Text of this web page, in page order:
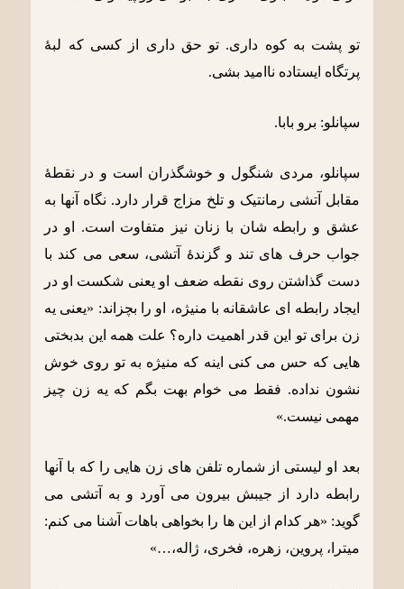
تو پشت به کوه داری. تو حق داری از کسی که لبۀ
پرتگاه ایستاده ناامید بشی.
سپانلو: برو بابا.
سپانلو، مردی شنگول و خوشگذران است و در نقطۀ
مقابل آتشی رمانتیک و تلخ مزاج قرار دارد. نگاه آنها به
عشق و رابطه شان با زنان نیز متفاوت است. او در
جواب حرف های تند و گزندۀ آتشی، سعی می کند با
دست گذاشتن روی نقطه ضعف او یعنی شکست او در
ایجاد رابطه ای عاشقانه با منیژه، او را بچزاند: «یعنی یه
زن برای تو این قدر اهمیت داره؟ علت همه این بدبختی
هایی که حس می کنی اینه که منیژه به تو روی خوش
نشون نداده. فقط می خوام بهت بگم که یه زن چیز
مهمی نیست.»
بعد او لیستی از شماره تلفن های زن هایی را که با آنها
رابطه دارد از جیبش بیرون می آورد و به آتشی می
گوید: «هر کدام از این ها را بخواهی باهات آشنا می کنم:
میترا، پروین، زهره، فخری، ژاله،…»